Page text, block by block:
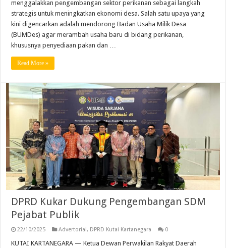
menggalakkan pengembangan sektor perikanan sebagai langkah
strategis untuk meningkatkan ekonomi desa. Salah satu upaya yang
kini digencarkan adalah mendorong Badan Usaha Milik Desa
(BUMDes) agar merambah usaha baru di bidang perikanan,
khususnya penyediaan pakan dan …
Read More »
DPRD Kukar Dukung Pengembangan SDM
Pejabat Publik
22/10/2025 Advertorial, DPRD Kutai Kartanegara 0
KUTAI KARTANEGARA — Ketua Dewan Perwakilan Rakyat Daerah